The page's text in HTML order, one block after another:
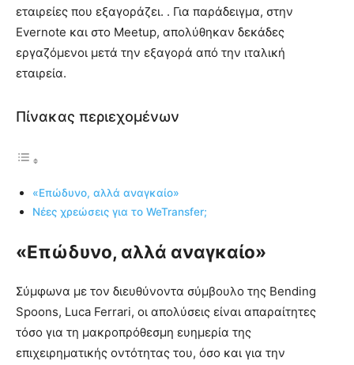
εταιρείες που εξαγοράζει. . Για παράδειγμα, στην
Evernote και στο Meetup, απολύθηκαν δεκάδες
εργαζόμενοι μετά την εξαγορά από την ιταλική
εταιρεία.
Πίνακας περιεχομένων
«Επώδυνο, αλλά αναγκαίο»
Νέες χρεώσεις για το WeTransfer;
«Επώδυνο, αλλά αναγκαίο»
Σύμφωνα με τον διευθύνοντα σύμβουλο της Bending
Spoons, Luca Ferrari, οι απολύσεις είναι απαραίτητες
τόσο για τη μακροπρόθεσμη ευημερία της
επιχειρηματικής οντότητας του, όσο και για την